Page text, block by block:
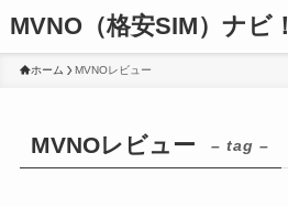
MVNO（格安SIM）ナビ！
ホーム MVNOレビュー
MVNOレビュー – tag –